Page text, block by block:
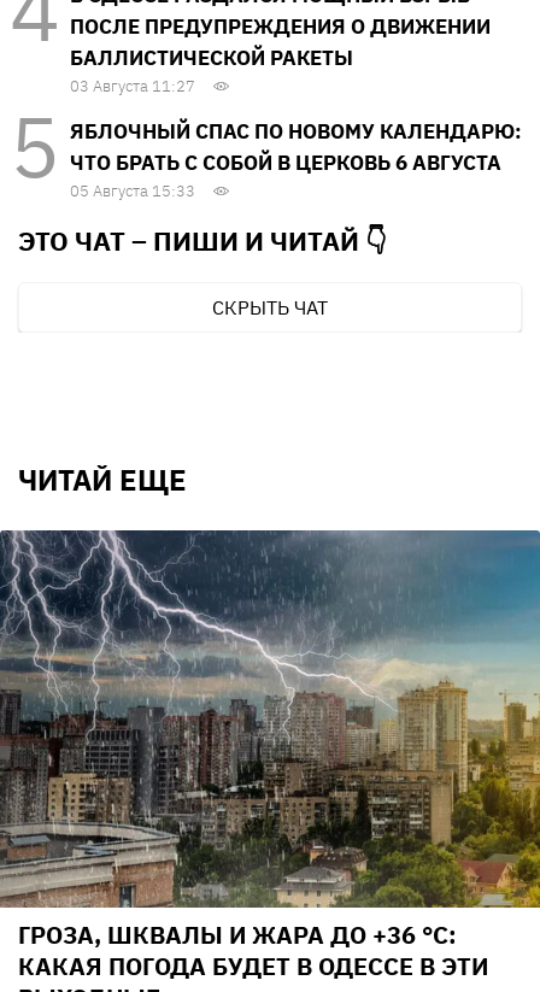
ПОСЛЕ ПРЕДУПРЕЖДЕНИЯ О ДВИЖЕНИИ
БАЛЛИСТИЧЕСКОЙ РАКЕТЫ
03 Августа 11:27
ЯБЛОЧНЫЙ СПАС ПО НОВОМУ КАЛЕНДАРЮ:
ЧТО БРАТЬ С СОБОЙ В ЦЕРКОВЬ 6 АВГУСТА
05 Августа 15:33
ЭТО ЧАТ – ПИШИ И ЧИТАЙ 👇
СКРЫТЬ ЧАТ
ЧИТАЙ ЕЩЕ
ГРОЗА, ШКВАЛЫ И ЖАРА ДО +36 °С:
КАКАЯ ПОГОДА БУДЕТ В ОДЕССЕ В ЭТИ